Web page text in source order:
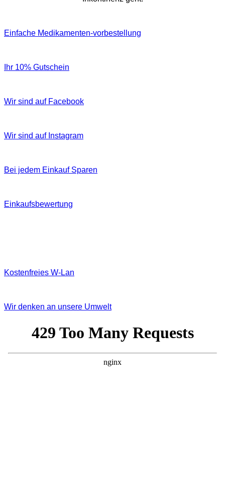
Einfache Medikamenten-vorbestellung
Ihr 10% Gutschein
Wir sind auf Facebook
Wir sind auf Instagram
Bei jedem Einkauf Sparen
Einkaufsbewertung
Kostenfreies W‐Lan
Wir denken an unsere Umwelt